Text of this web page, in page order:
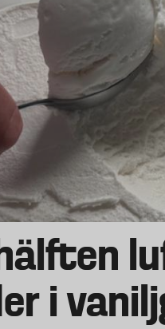
från vantens nedre
mätte sedan hur
grader till 33 grader.
kar med 20-gradigt
nådde strax ovanför
för att inte vattnet
i vantarna. Pappret
och efter en
som trängt in genom
sugit åt sig.
i